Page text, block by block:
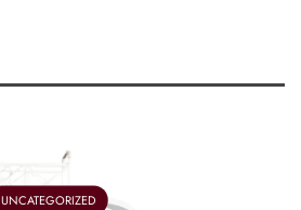
UNCATEGORIZED